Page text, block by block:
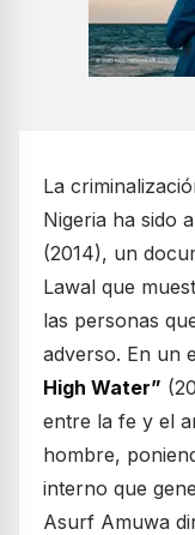
La
Nigeria ha sido
(2014), un
Lawal que
las personas
adverso. En un
High Water”
entre la fe y el
hombre,
interno que
Asurf Amuwa